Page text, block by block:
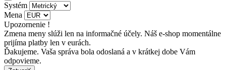
Systém
Mena
Upozornenie !
Zmena meny slúži len na informačné účely. Náš e-shop momentálne
prijíma platby len v eurách.
Ďakujeme. Vaša správa bola odoslaná a v krátkej dobe Vám
odpovieme.